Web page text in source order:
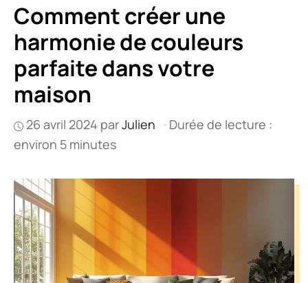
Comment créer une
harmonie de couleurs
parfaite dans votre
maison
26 avril 2024 parJulien · Durée de lecture :
environ 5 minutes